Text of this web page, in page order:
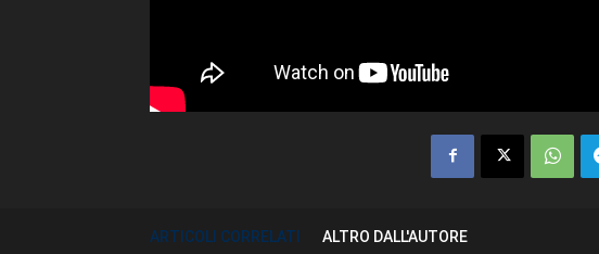
ARTICOLI CORRELATI ALTRO DALL'AUTORE